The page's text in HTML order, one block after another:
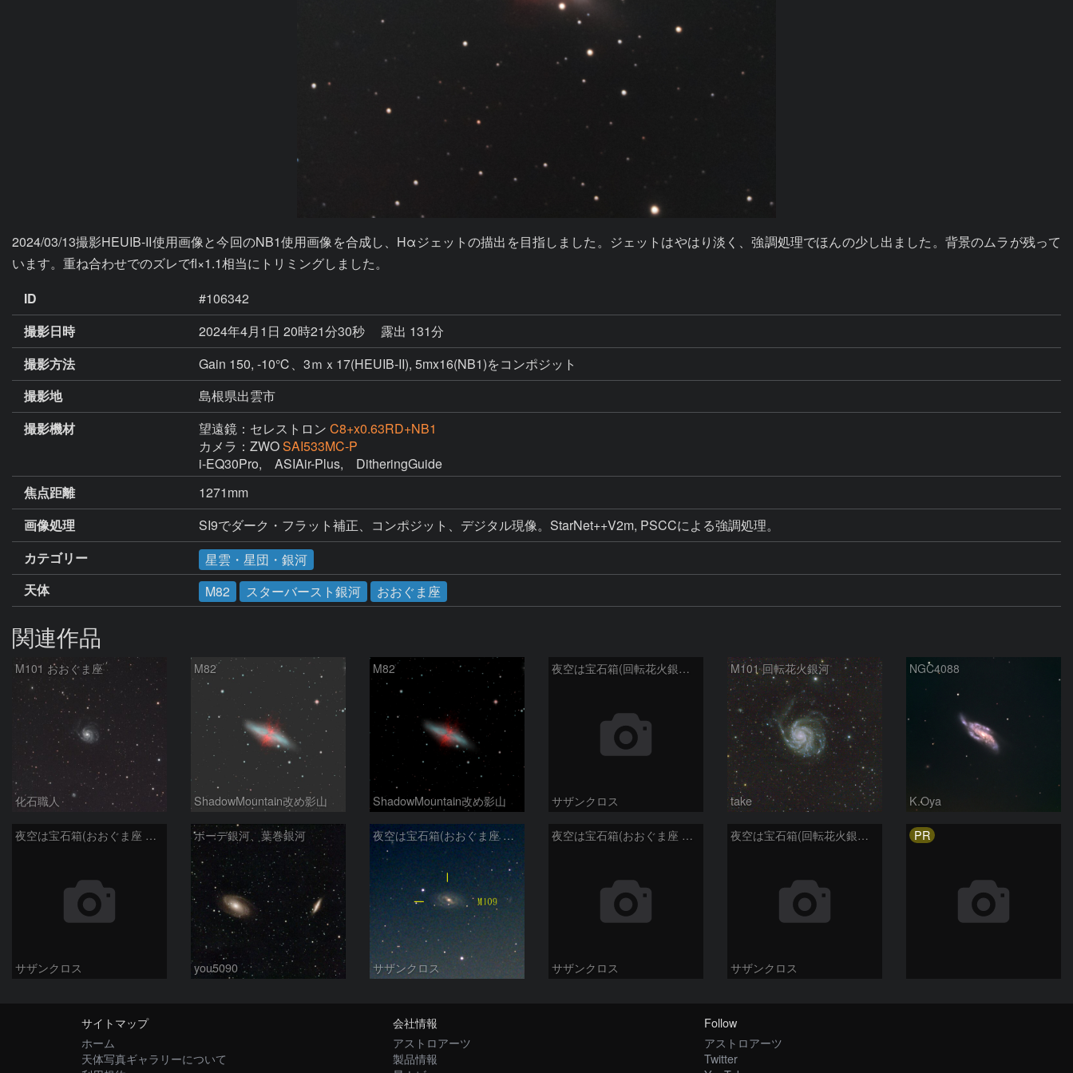
2024/03/13撮影HEUIB-II使用画像と今回のNB1使用画像を合成し、Hαジェットの描出を目指しました。ジェットはやはり淡く、強調処理でほんの少し出ました。背景のムラが残って
います。重ね合わせでのズレでfl×1.1相当にトリミングしました。
ID
#106342
撮影日時
2024年4月1日 20時21分30秒
露出 131分
撮影方法
Gain 150, -10℃、3ｍｘ17(HEUIB-II), 5mx16(NB1)をコンポジット
撮影地
島根県出雲市
撮影機材
望遠鏡：セレストロン C8+x0.63RD+NB1
カメラ：ZWOSAI533MC-P
i-EQ30Pro,　ASIAir-Plus,　DitheringGuide
焦点距離
1271mm
画像処理
SI9でダーク・フラット補正、コンポジット、デジタル現像。StarNet++V2m, PSCCによる強調処理。
カテゴリー
星雲・星団・銀河
天体
M82 スターバースト銀河 おおぐま座
関連作品
M101 おおぐま座
化石職人
M82
ShadowMountain改め影山
M82
ShadowMountain改め影山
夜空は宝石箱(回転花火銀河 M101) Seestar50
サザンクロス
M101 回転花火銀河
take
NGC4088
K.Oya
夜空は宝石箱(おおぐま座 NGC3198) Seestar50
サザンクロス
ボーデ銀河、葉巻銀河
you5090
夜空は宝石箱(おおぐま座 M109) Seestar50
サザンクロス
夜空は宝石箱(おおぐま座 M108) Seestar50
サザンクロス
夜空は宝石箱(回転花火銀河 M101) Seestar50
サザンクロス
PR
サイトマップ
ホーム
天体写真ギャラリーについて
会社情報
アストロアーツ
製品情報
Follow
アストロアーツ
Twitter